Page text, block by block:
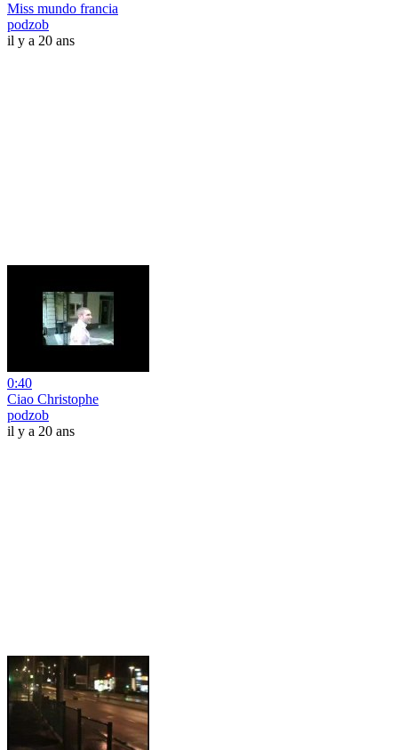
Miss mundo francia
podzob
il y a 20 ans
0:40
Ciao Christophe
podzob
il y a 20 ans